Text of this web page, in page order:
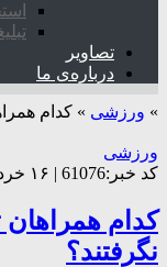
تصاویر
درباره‌ی ما
» ورزشی » کدام
ورزشی
کد خبر:61076 | ۱۶ خرداد ۱۴۰۵ ساعت ۱۱:۴۰
کدام همراهان
نگرفتند؟